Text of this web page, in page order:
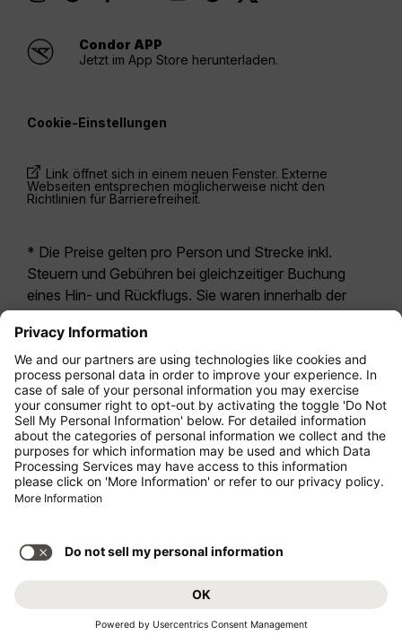
Condor APP
Jetzt im App Store herunterladen.
Cookie-Einstellungen
Link öffnet sich in einem neuen Fenster. Externe
Webseiten entsprechen möglicherweise nicht den
Richtlinien für Barrierefreiheit.
* Die Preise gelten pro Person und Strecke inkl.
Steuern und Gebühren bei gleichzeitiger Buchung
eines Hin- und Rückflugs. Sie waren innerhalb der
möglicherweise nicht mehr aktuell. Bei den für die
Economy Class angegebenen Tarifen handelt es
sich i.d.R. um Economy Zero, unsere restriktivste
Tarifoption. Es können hierfür zusätzliche Gebühren
fürAufgabegepäck oder für andere optionale
Leistungen anfallen. Es gelten dieAllgemeinen
Geschäftsbedingungen .